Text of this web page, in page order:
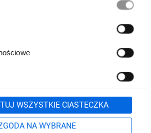
WSZYSTKIE CIASTECZKA
NA WYBRANE
500 700 lub
71 37 61 600
Formularz kontaktowy